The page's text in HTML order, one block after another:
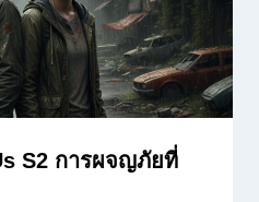
S2 การผจญภัยที่